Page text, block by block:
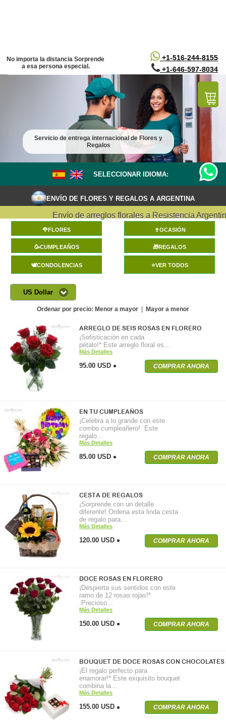
+1-516-244-8155
+1-646-597-8034
No importa la distancia Sorprende
a esa persona especial.
Servicio de entrega internacional de Flores y
Regalos
SELECCIONAR IDIOMA:
ENVÍO DE FLORES Y REGALOS A ARGENTINA
Envío de arreglos florales a Resistencia
🌹FLORES 🍷OCASIÓN
🥳CUMPLEAÑOS 🎁REGALOS
🕊️CONDOLENCIAS ⭐VER TODOS
US Dollar
Ordenar por precio: Menor a mayor Mayor a menor
ARREGLO DE SEIS ROSAS EN FLORERO
¡Sofisticación en cada
pétalo!* Este arreglo floral es…
Más Detalles
95.00 USD COMPRAR AHORA
EN TU CUMPLEAÑOS
¡Celebra a lo grande con este
combo cumpleañero! Este
regalo…
Más Detalles
85.00 USD COMPRAR AHORA
CESTA DE REGALOS
¡Sorprende con un detalle
diferente! Ordena esta linda cesta
de regalo para…
Más Detalles
120.00 USD COMPRAR AHORA
DOCE ROSAS EN FLORERO
¡Despierta sus sentidos con este
ramo de 12 rosas rojas!*
Precioso…
Más Detalles
150.00 USD COMPRAR AHORA
BOUQUET DE DOCE ROSAS CON CHOCOLATES
¡El regalo perfecto para
enamorar!* Este exquisito bouquet
combina la…
Más Detalles
155.00 USD COMPRAR AHORA